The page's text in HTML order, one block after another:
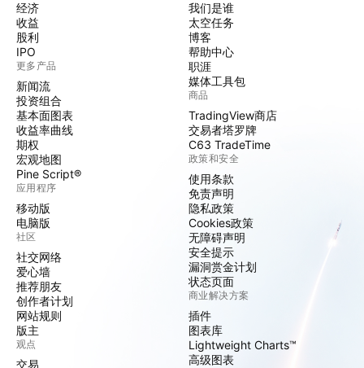
经济
收益
股利
IPO
更多产品
新闻流
投资组合
基本面图表
收益率曲线
期权
宏观地图
Pine Script®
应用程序
移动版
电脑版
社区
社交网络
爱心墙
推荐朋友
创作者计划
网站规则
版主
观点
交易
我们是谁
太空任务
博客
帮助中心
职涯
媒体工具包
商品
TradingView商店
交易者塔罗牌
C63 TradeTime
政策和安全
使用条款
免责声明
隐私政策
Cookies政策
无障碍声明
安全提示
漏洞赏金计划
状态页面
商业解决方案
插件
图表库
Lightweight Charts™
高级图表